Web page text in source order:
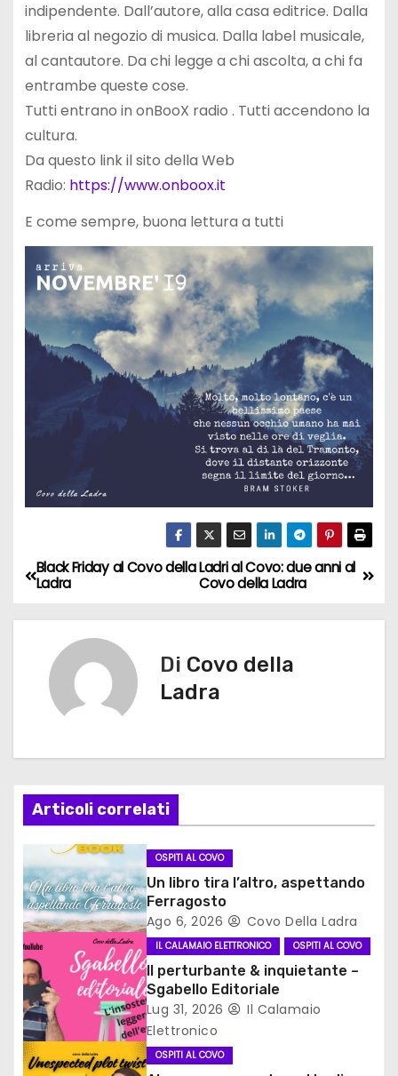
indipendente. Dall’autore, alla casa editrice. Dalla
libreria al negozio di musica. Dalla label musicale,
al cantautore. Da chi legge a chi ascolta, a chi fa
entrambe queste cose.
Tutti entrano in onBooX radio . Tutti accendono la
cultura.
Da questo link il sito della Web
Radio: https://www.onboox.it
E come sempre, buona lettura a tutti
N
a
a
z
o
n
e
a
r
t
Ladri al Covo: due anni al
Covo della Ladra
Black Friday al Covo della
Ladra
Di Covo della
Ladra
Articoli correlati
OSPITI AL COVO
Un libro tira l’altro, aspettando
Ferragosto
Ago 6, 2026 Covo Della Ladra
IL CALAMAIO ELETTRONICO OSPITI AL COVO
Il perturbante & inquietante –
Sgabello Editoriale
Lug 31, 2026
Il Calamaio
Elettronico
OSPITI AL COVO